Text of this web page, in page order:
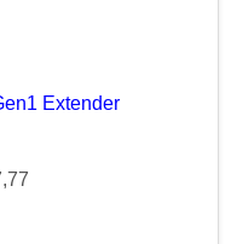
Extender